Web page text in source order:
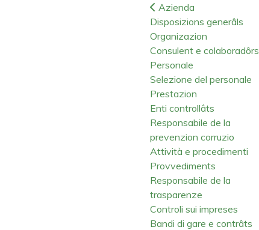
Azienda
Disposizions generâls
Organizazion
Consulent e colaboradôrs
Personale
Selezione del personale
Prestazion
Enti controllâts
Responsabile de la
prevenzion corruzio
Attività e procedimenti
Provvediments
Responsabile de la
trasparenze
Controli sui impreses
Bandi di gare e contrâts